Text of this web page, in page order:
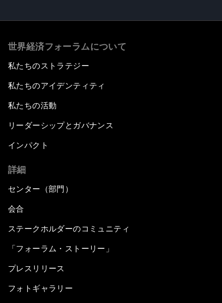
世界経済フォーラムについて
私たちのストラテジー
私たちのアイデンティティ
私たちの活動
リーダーシップとガバナンス
インパクト
詳細
センター（部門）
会合
ステークホルダーのコミュニティ
「フォーラム・ストーリー」
プレスリリース
フォトギャラリー